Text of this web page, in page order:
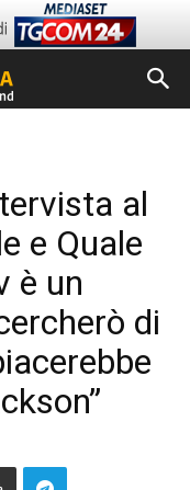
al
e Quale
è un
di